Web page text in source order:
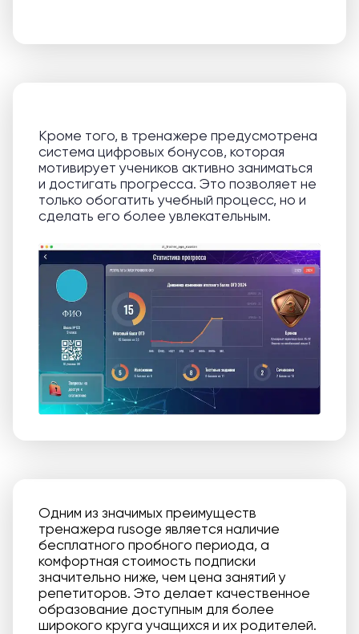
Кроме того, в тренажере предусмотрена
система цифровых бонусов, которая
мотивирует учеников активно заниматься
и достигать прогресса. Это позволяет не
только обогатить учебный процесс, но и
сделать его более увлекательным.
Одним из значимых преимуществ
тренажера rusoge является наличие
бесплатного пробного периода, а
комфортная стоимость подписки
значительно ниже, чем цена занятий у
репетиторов. Это делает качественное
образование доступным для более
широкого круга учащихся и их родителей.